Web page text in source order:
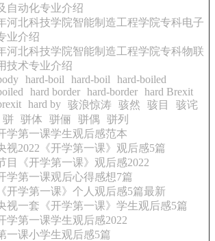
自动化专业介绍
河北科技学院智能制造工程学院专科电子
业介绍
河北科技学院智能制造工程学院专科物联
技术专业介绍
hard-boil hard-boil
hard-boiled
hard border hard-border hard Brexit
hard by 骇浪惊涛 骇然 骇目
骇诧
骈 骈体 骈俪 骈偶
骈列
学第一课学生观后感范本
视2022《开学第一课》观后感5篇
目《开学第一课》观后感2022
学第一课观后心得感想7篇
开学第一课》个人观后感5篇最新
视一套《开学第一课》学生观后感5篇
学第一课学生观后感2022
一课小学生观后感5篇